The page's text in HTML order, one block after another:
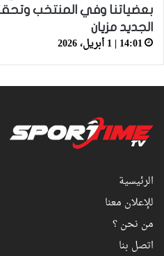
بعضياتنا وفي المنتخب
الجديد مزيان
14:01 | 1 أبريل، 2026
الرئيسية
للإعلان معنا
من نحن ؟
اتصل بنا